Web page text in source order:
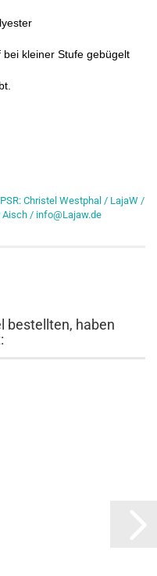
kleiner Stufe gebügelt
Christel Westphal / LajaW /
/ info@Lajaw.de
bestellten, haben